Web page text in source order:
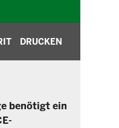
DRUCKEN
benötigt ein